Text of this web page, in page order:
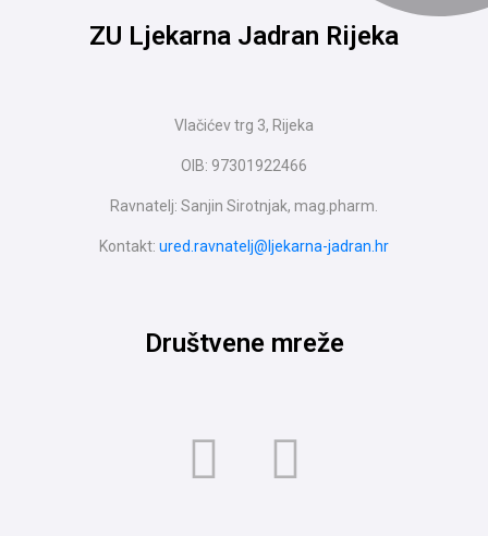
ZU Ljekarna Jadran Rijeka
Vlačićev trg 3, Rijeka
OIB: 97301922466
Ravnatelj: Sanjin Sirotnjak, mag.pharm.
Kontakt: ured.ravnatelj@ljekarna-jadran.hr
Društvene mreže